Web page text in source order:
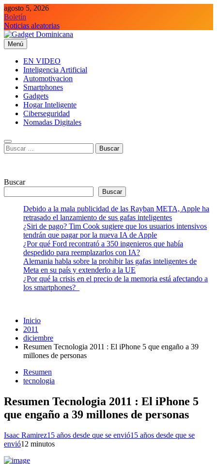
Saltar
al
contenido
agosto 5, 2026
Boletín
Noticias aleatorias
Gadget Dominicana
Gadgets y Tecnología de consumo
Menú
EN VIDEO
Inteligencia Artificial
Automotivacion
Smartphones
Gadgets
Hogar Inteligente
Ciberseguridad
Nomadas Digitales
Buscar:
Buscar
Buscar
Debido a la mala publicidad de las Rayban META, Apple ha
retrasado el lanzamiento de sus gafas inteligentes
¿Siri de pago? Tim Cook sugiere que los usuarios intensivos
tendrán que pagar por la nueva IA de Apple
¿Por qué Ford recontrató a 350 ingenieros que había
despedido para reemplazarlos con IA?
Alemania habla sobre la prohibir las gafas inteligentes de
Meta en su país y extenderlo a la UE
¿Por qué la crisis en el precio de la memoria está afectando a
los smartphones?
Inicio
2011
diciembre
Resumen Tecnologia 2011 : El iPhone 5 que engaño a 39
millones de personas
Resumen
tecnologia
Resumen Tecnologia 2011 : El iPhone 5
que engaño a 39 millones de personas
Isaac Ramirez15 años desde que se envió15 años desde que se
envió1 2 minutos